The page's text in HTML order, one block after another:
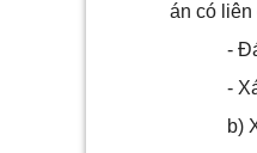
án có liên
-
-
b)